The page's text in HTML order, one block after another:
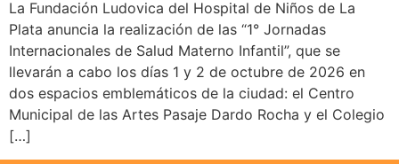
La Fundación Ludovica del Hospital de Niños de La
Plata anuncia la realización de las “1° Jornadas
Internacionales de Salud Materno Infantil”, que se
llevarán a cabo los días 1 y 2 de octubre de 2026 en
dos espacios emblemáticos de la ciudad: el Centro
Municipal de las Artes Pasaje Dardo Rocha y el Colegio
[…]